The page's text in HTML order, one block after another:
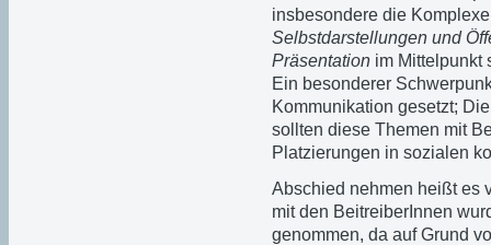
insbesondere die
Selbstdarstellungen und
Präsentation im Mittelpunkt
Ein besonderer
Kommunikation gesetzt;
sollten diese Themen mit
Platzierungen in sozialen
Abschied nehmen heißt es
mit den BeitreiberInnen
genommen, da auf Grund